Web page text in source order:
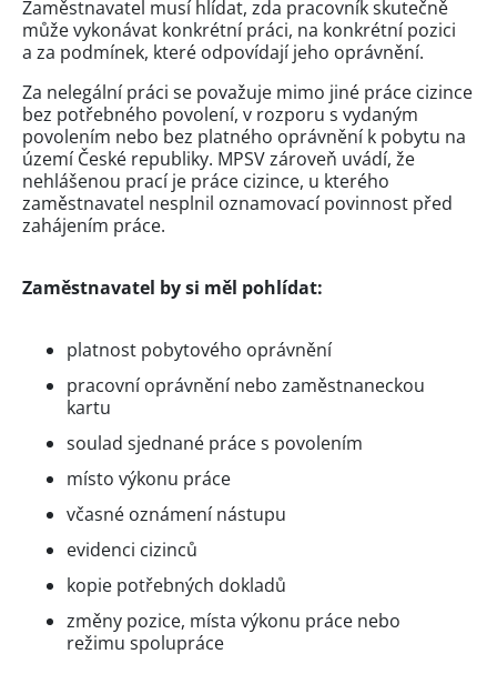
Zaměstnavatel musí hlídat, zda pracovník skutečně
může vykonávat konkrétní práci, na konkrétní pozici
a za podmínek, které odpovídají jeho oprávnění.
Za nelegální práci se považuje mimo jiné práce cizince
bez potřebného povolení, v rozporu s vydaným
povolením nebo bez platného oprávnění k pobytu na
území České republiky. MPSV zároveň uvádí, že
nehlášenou prací je práce cizince, u kterého
zaměstnavatel nesplnil oznamovací povinnost před
zahájením práce.
Zaměstnavatel by si měl pohlídat:
platnost pobytového oprávnění
pracovní oprávnění nebo zaměstnaneckou
kartu
soulad sjednané práce s povolením
místo výkonu práce
včasné oznámení nástupu
evidenci cizinců
kopie potřebných dokladů
změny pozice, místa výkonu práce nebo
režimu spolupráce